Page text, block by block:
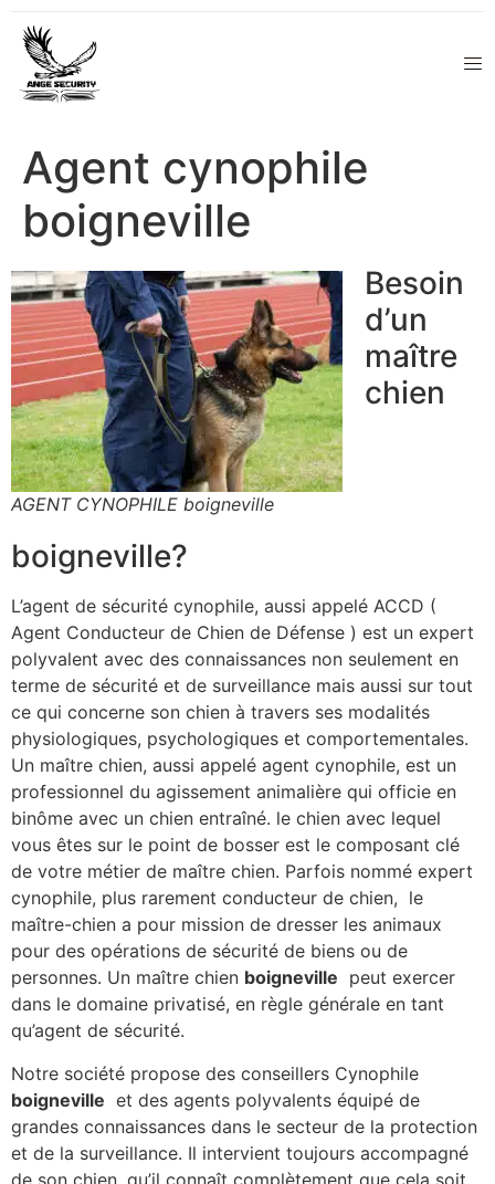
Agent cynophile
boigneville
AGENT CYNOPHILE boigneville
Besoin
d’un
maître
chien
boigneville?
L’agent de sécurité cynophile, aussi appelé ACCD (
Agent Conducteur de Chien de Défense ) est un expert
polyvalent avec des connaissances non seulement en
terme de sécurité et de surveillance mais aussi sur tout
ce qui concerne son chien à travers ses modalités
physiologiques, psychologiques et comportementales.
Un maître chien, aussi appelé agent cynophile, est un
professionnel du agissement animalière qui officie en
binôme avec un chien entraîné. le chien avec lequel
vous êtes sur le point de bosser est le composant clé
de votre métier de maître chien. Parfois nommé expert
cynophile, plus rarement conducteur de chien, le
maître-chien a pour mission de dresser les animaux
pour des opérations de sécurité de biens ou de
personnes. Un maître chien boigneville peut exercer
dans le domaine privatisé, en règle générale en tant
qu’agent de sécurité.
Notre société propose des conseillers Cynophile
boigneville et des agents polyvalents équipé de
grandes connaissances dans le secteur de la protection
et de la surveillance. Il intervient toujours accompagné
de son chien, qu’il connaît complètement que cela soit